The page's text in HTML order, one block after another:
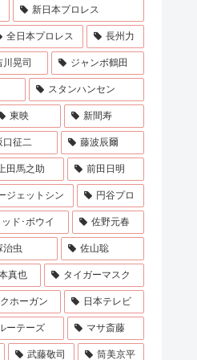
新日本プロレス
全日本プロレス 長州力
川晃司 ジャンボ鶴田
スタンハンセン
東映 新間寿
口征二 藤波辰爾
田馬之助 前田日明
ジェットシン 円谷プロ
ド･ボウイ 佐野元春
治虫 佐山聡
真也 タイガーマスク
ホーガン 日本テレビ
ーテーズ マサ斎藤
武藤敬司 筒美京平